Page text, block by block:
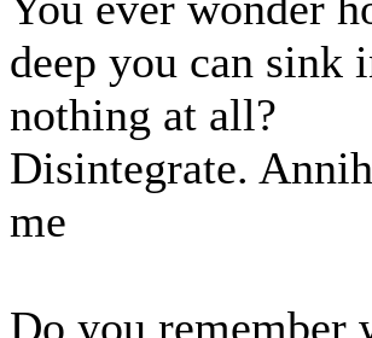
deep you can sink
nothing at all?
Disintegrate.
me
Do you remember